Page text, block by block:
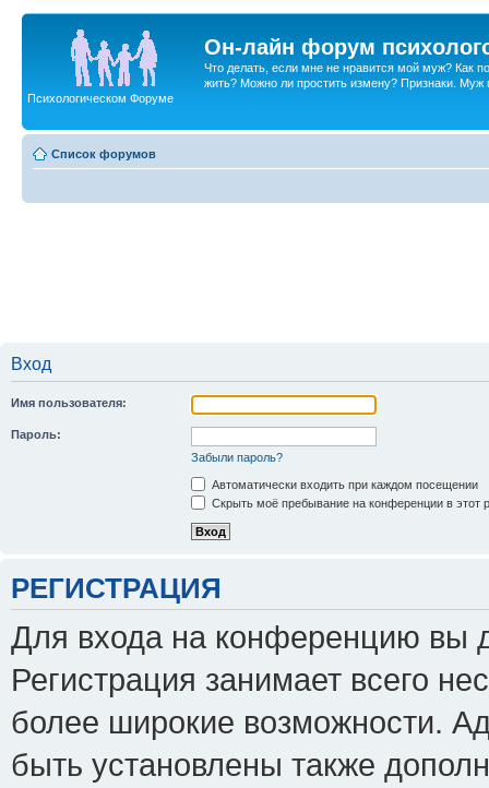
Он-лайн форум
Что делать, если мне не нравится мой муж? Как
жить? Можно ли простить измену? Признаки. Муж
Психологическом Форуме
Список форумов
Вход
Имя пользователя:
Пароль:
Забыли пароль?
Автоматически входить при каждом посещении
Скрыть моё пребывание на конференции в этот
РЕГИСТРАЦИЯ
Для входа на конференцию вы
Регистрация занимает всего
более широкие возможности.
быть установлены также